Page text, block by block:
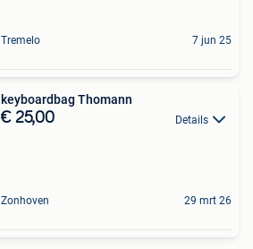
Tremelo 7 jun 25
keyboardbag Thomann
€ 25,00 Details
Zonhoven 29 mrt 26